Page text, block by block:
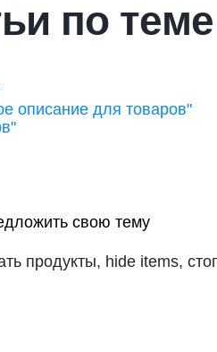
по теме
описание для товаров"
свою тему
продукты, hide items,